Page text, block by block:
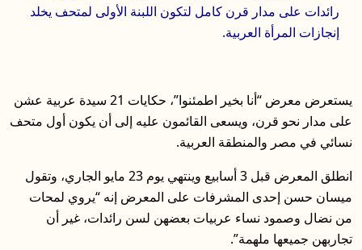
رائدات على مدار قرن كامل لتكون اللبنة الأولى لمتحف يخلد
إنجازات المرأة العربية.
يستعرض معرض “أنا بخير اطمئنوا”، حكايات 21 سيدة عربية عشن
على مدار نحو قرن، ويسعى القائمون عليه إلى أن يكون أول متحف
نسائي في مصر والمنطقة العربية.
انطلق المعرض قبل 3 أسابيع وينتهي يوم 23 مايو الجاري، وتقول
ميسان حسن إحدى المشرفات على المعرض إنه “يروي لمحات
من نضال وصمود نساء عربيات بعضهن لسن رائدات، غير أن
تجاربهن جميعها ملهمة”.